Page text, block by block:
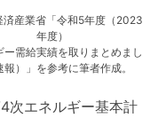
済産業省「令和5年度（2023
年度）
ー需給実績を取りまとめまし
報）」を参考に筆者作成。
次エネルギー基本計